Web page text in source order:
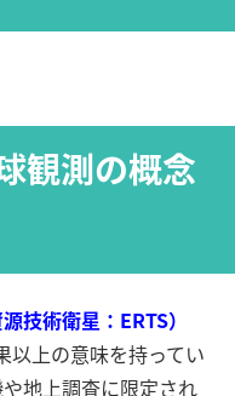
観測の概念
技術衛星：ERTS）
以上の意味を持ってい
地上調査に限定され